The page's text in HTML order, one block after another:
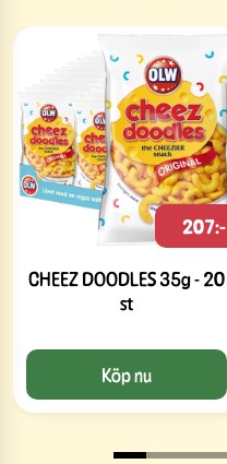
CHEEZ DOODLES 35g - 20
st
207:-
Köp nu